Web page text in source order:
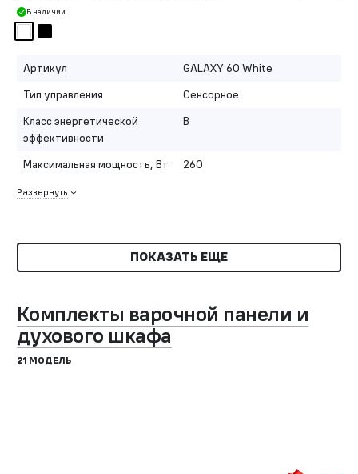
В наличии
Артикул
GALAXY 60 White
Тип управления
Сенсорное
Класс энергетической
эффективности
B
Максимальная мощность, Вт 260
Развернуть
ПОКАЗАТЬ ЕЩЕ
Комплекты варочной панели и
духового шкафа
21 МОДЕЛЬ